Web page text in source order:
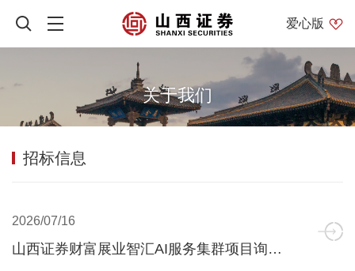
爱心版
关于我们
招标信息
2026/07/16
山西证券财富展业智汇AI服务集群项目询比采购公告